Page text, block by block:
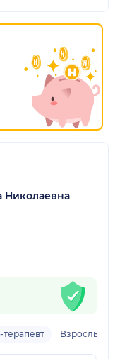
Николаевна
терапевт Взрослый